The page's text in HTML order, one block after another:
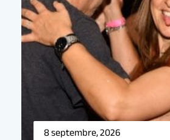
8 septembre, 2026